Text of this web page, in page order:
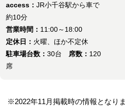
access： JR小千谷駅から車で
約10分
営業時間： 11:00～18:00
定休日： 火曜、ほか不定休
駐車場台数： 30台 席数： 120
席
※2022年11月掲載時の情報となり